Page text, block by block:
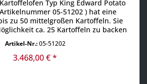
Typ King Edward Potato
05-51202 ) hat eine
zu 50 mittelgroßen Kartoffeln. Sie
ca. 25 Kartoffeln zu backen
arbeitender Heißluftofen, der Ihnen
und gleichmäßigen
Artikel-Nr.:05-51202
3.468,00 € *